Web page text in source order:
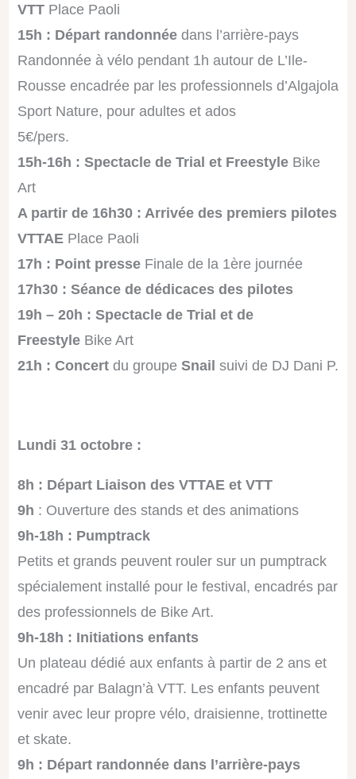
VTTPlace Paoli
15h : Départ randonnéedans l’arrière-pays
Randonnée à vélo pendant 1h autour de L’Ile-
Rousse encadrée par les professionnels d’Algajola
Sport Nature, pour adultes et ados
5€/pers.
15h-16h : Spectacle de Trial et Freestyle Bike
Art
A partir de 16h30 : Arrivée des premiers pilotes
VTTAEPlace Paoli
17h : Point presseFinale de la 1ère journée
17h30 : Séance de dédicaces des pilotes
19h – 20h : Spectacle de Trial et de
FreestyleBike Art
21h : Concert du groupe Snail suivi de DJ Dani P.
Lundi 31 octobre :
8h : Départ Liaison des VTTAE et VTT
9h : Ouverture des stands et des animations
9h-18h : Pumptrack
Petits et grands peuvent rouler sur un pumptrack
spécialement installé pour le festival, encadrés par
des professionnels de Bike Art.
9h-18h : Initiations enfants
Un plateau dédié aux enfants à partir de 2 ans et
encadré par Balagn’à VTT. Les enfants peuvent
venir avec leur propre vélo, draisienne, trottinette
et skate.
9h : Départ randonnée dans l’arrière-pays